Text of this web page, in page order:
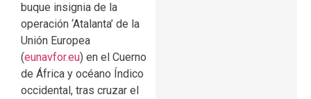
buque insignia de la
operación ‘Atalanta’ de la
Unión Europea
(eunavfor.eu) en el Cuerno
de África y océano Índico
occidental, tras cruzar el